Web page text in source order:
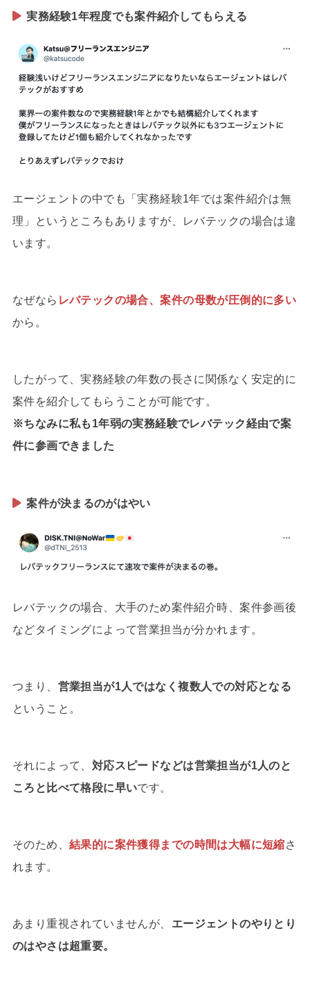
実務経験1年程度でも案件紹介してもらえる
エージェントの中でも「実務経験1年では案件紹介は無
理」というところもありますが、レバテックの場合は違
います。
なぜなら レバテックの場合、案件の母数が圧倒的に多い
から。
したがって、実務経験の年数の長さに関係なく安定的に
案件を紹介してもらうことが可能です。
※ちなみに私も1年弱の実務経験でレバテック経由で案
件に参画できました
案件が決まるのがはやい
レバテックの場合、大手のため案件紹介時、案件参画後
などタイミングによって営業担当が分かれます。
つまり、 営業担当が1人ではなく複数人での対応となる
ということ。
それによって、 対応スピードなどは営業担当が1人のと
ころと比べて格段に早いです。
そのため、 結果的に案件獲得までの時間は大幅に短縮さ
れます。
あまり重視されていませんが、 エージェントのやりとり
のはやさは超重要。